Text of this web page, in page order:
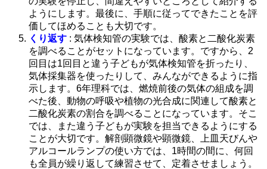
ようにします。最後に、手順に従ってできたことを評
価してほめることも大切です。
くり返す : 気体検知管の実験では、酸素と二酸化炭素
を調べることがセットになっています。ですから、2
回目は1回目と違う子どもが気体検知管を折ったり、
気体採集器を使ったりして、みんなができるように指
示します。6年理科では、燃焼前後の気体の組成を調
べた後、動物の呼吸や植物の光合成に関連して酸素と
二酸化炭素の割合を調べることになっています。そこ
では、また違う子どもが実験を担当できるようにする
ことが大切です。解剖顕微鏡や顕微鏡、上皿天びんや
アルコールランプの使い方では、1時間の間に、何回
も全員が繰り返して練習させて、定着させましょう。